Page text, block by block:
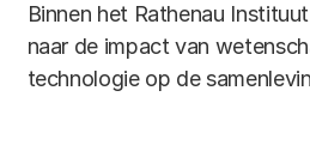
Binnen het Rathenau
naar de impact van
technologie op de